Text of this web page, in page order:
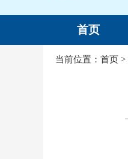
首页
当前位置： 首页 >